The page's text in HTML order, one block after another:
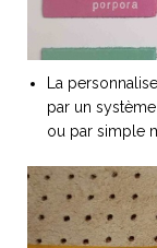
du
La
par un
ou par simple